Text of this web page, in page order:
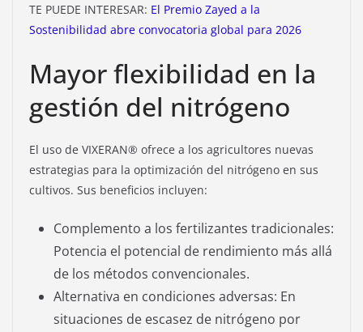
TE PUEDE INTERESAR: El Premio Zayed a la
Sostenibilidad abre convocatoria global para 2026
Mayor flexibilidad en la
gestión del nitrógeno
El uso de VIXERAN® ofrece a los agricultores nuevas
estrategias para la optimización del nitrógeno en sus
cultivos. Sus beneficios incluyen:
Complemento a los fertilizantes tradicionales:
Potencia el potencial de rendimiento más allá
de los métodos convencionales.
Alternativa en condiciones adversas: En
situaciones de escasez de nitrógeno por